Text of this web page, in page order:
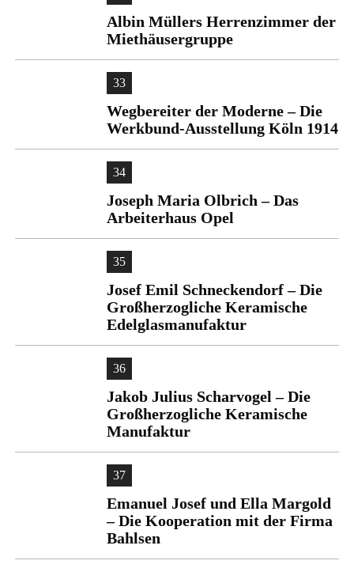
Albin Müllers Herrenzimmer der
Miethäusergruppe
33
Wegbereiter der Moderne – Die
Werkbund-Ausstellung Köln 1914
34
Joseph Maria Olbrich – Das
Arbeiterhaus Opel
35
Josef Emil Schneckendorf – Die
Großherzogliche Keramische
Edelglasmanufaktur
36
Jakob Julius Scharvogel – Die
Großherzogliche Keramische
Manufaktur
37
Emanuel Josef und Ella Margold
– Die Kooperation mit der Firma
Bahlsen